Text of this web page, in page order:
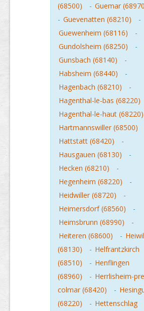
(68500)
- Guemar
- Guevenatten (68210)
-
Guewenheim (68116)
-
Gundolsheim (68250)
-
Gunsbach (68140)
-
Habsheim (68440)
-
Hagenbach (68210)
-
Hagenthal-le-bas (68220)
Hagenthal-le-haut (68220)
Hartmannswiller (68500)
Hattstatt (68420)
-
Hausgauen (68130)
-
Hecken (68210)
-
Hegenheim (68220)
-
Heidwiller (68720)
-
Heimersdorf (68560)
-
Heimsbrunn (68990)
-
Heiteren (68600)
-
(68130)
- Helfrantzkirch
(68510)
- Henflingen
(68960)
- Herrlisheim-
colmar (68420)
-
(68220)
- Hettenschlag